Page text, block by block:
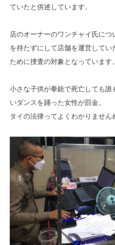
ていたと供述しています。
店のオーナーのワンチャイ氏に
を持たずにして店舗を運営して
ために捜査の対象となっています。
小さな子供が拳銃で死亡しても
いダンスを踊った女性が罰金。
タイの法律ってよくわかりません